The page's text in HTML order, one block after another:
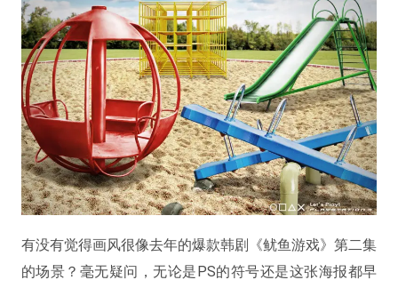
有没有觉得画风很像去年的爆款韩剧《鱿鱼游戏》第二集
的场景？毫无疑问，无论是PS的符号还是这张海报都早